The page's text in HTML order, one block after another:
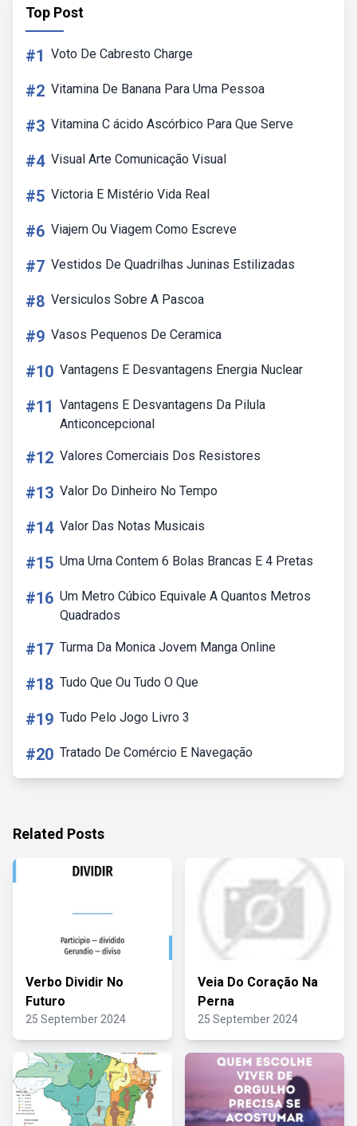
Top Post
#1 Voto De Cabresto Charge
#2 Vitamina De Banana Para Uma Pessoa
#3 Vitamina C ácido Ascórbico Para Que Serve
#4 Visual Arte Comunicação Visual
#5 Victoria E Mistério Vida Real
#6 Viajem Ou Viagem Como Escreve
#7 Vestidos De Quadrilhas Juninas Estilizadas
#8 Versiculos Sobre A Pascoa
#9 Vasos Pequenos De Ceramica
#10 Vantagens E Desvantagens Energia Nuclear
#11 Vantagens E Desvantagens Da Pilula
Anticoncepcional
#12 Valores Comerciais Dos Resistores
#13 Valor Do Dinheiro No Tempo
#14 Valor Das Notas Musicais
#15 Uma Urna Contem 6 Bolas Brancas E 4 Pretas
#16 Um Metro Cúbico Equivale A Quantos Metros
Quadrados
#17 Turma Da Monica Jovem Manga Online
#18 Tudo Que Ou Tudo O Que
#19 Tudo Pelo Jogo Livro 3
#20 Tratado De Comércio E Navegação
Related Posts
Verbo Dividir No
Futuro
25 September 2024
Veia Do Coração Na
Perna
25 September 2024